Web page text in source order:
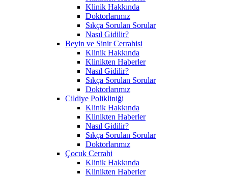
Klinik Hakkında
Doktorlarımız
Sıkça Sorulan Sorular
Nasıl Gidilir?
Beyin ve Sinir Cerrahisi
Klinik Hakkında
Klinikten Haberler
Nasıl Gidilir?
Sıkça Sorulan Sorular
Doktorlarımız
Cildiye Polikliniği
Klinik Hakkında
Klinikten Haberler
Nasıl Gidilir?
Sıkça Sorulan Sorular
Doktorlarımız
Çocuk Cerrahi
Klinik Hakkında
Klinikten Haberler